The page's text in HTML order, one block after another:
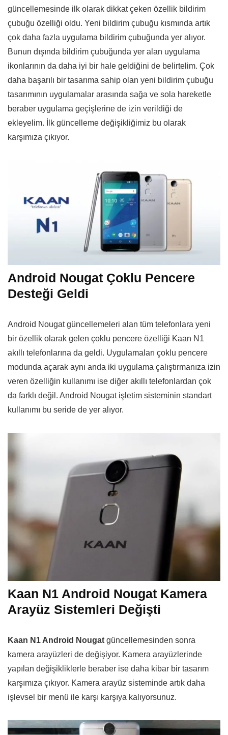
güncellemesinde ilk olarak dikkat çeken özellik bildirim
çubuğu özelliği oldu. Yeni bildirim çubuğu kısmında artık
çok daha fazla uygulama bildirim çubuğunda yer alıyor.
Bunun dışında bildirim çubuğunda yer alan uygulama
ikonlarının da daha iyi bir hale geldiğini de belirtelim. Çok
daha başarılı bir tasarıma sahip olan yeni bildirim çubuğu
tasarımının uygulamalar arasında sağa ve sola hareketle
beraber uygulama geçişlerine de izin verildiği de
ekleyelim. İlk güncelleme değişikliğimiz bu olarak
karşımıza çıkıyor.
Android Nougat Çoklu Pencere
Desteği Geldi
Android Nougat güncellemeleri alan tüm telefonlara yeni
bir özellik olarak gelen çoklu pencere özelliği Kaan N1
akıllı telefonlarına da geldi. Uygulamaları çoklu pencere
modunda açarak aynı anda iki uygulama çalıştırmanıza izin
veren özelliğin kullanımı ise diğer akıllı telefonlardan çok
da farklı değil. Android Nougat işletim sisteminin standart
kullanımı bu seride de yer alıyor.
Kaan N1 Android Nougat Kamera
Arayüz Sistemleri Değişti
Kaan N1 Android Nougat güncellemesinden sonra
kamera arayüzleri de değişiyor. Kamera arayüzlerinde
yapılan değişikliklerle beraber ise daha kibar bir tasarım
karşımıza çıkıyor. Kamera arayüz sisteminde artık daha
işlevsel bir menü ile karşı karşıya kalıyorsunuz.